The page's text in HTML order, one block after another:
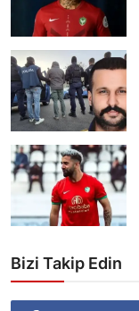
Bizi Takip Edin